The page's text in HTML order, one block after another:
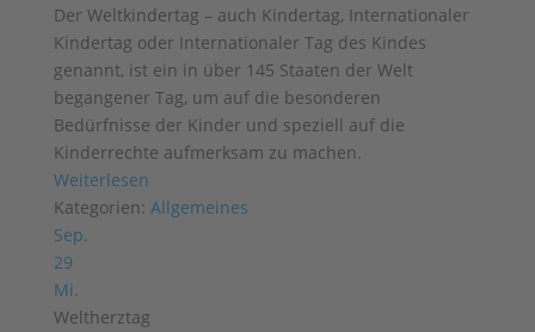
Der Weltkindertag – auch Kindertag, Internationaler
Kindertag oder Internationaler Tag des Kindes
genannt, ist ein in über 145 Staaten der Welt
begangener Tag, um auf die besonderen
Bedürfnisse der Kinder und speziell auf die
Kinderrechte aufmerksam zu machen.
Weiterlesen
Kategorien: Allgemeines
Sep.
29
Mi.
Weltherztag